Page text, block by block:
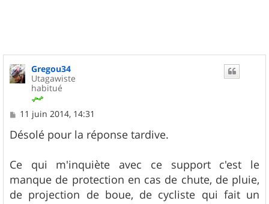
Gregou34
Utagawiste
habitué
M
s
s
g
e
11 juin 2014, 14:31
Désolé pour la réponse tardive.
Ce qui m'inquiète avec ce support c'est le
manque de protection en cas de chute, de pluie,
de projection de boue, de cycliste qui fait un